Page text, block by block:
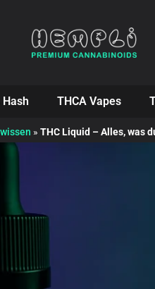
Hash THCA Vapes
» THC Liquid – Alles, was